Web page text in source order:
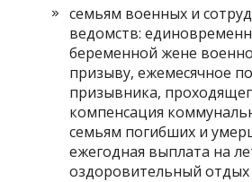
семьям военных и
ведомств:
беременной жене
призыву, ежемесячное
призывника,
компенсация
семьям погибших и
ежегодная выплата на
оздоровительный отдых